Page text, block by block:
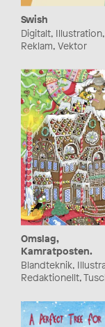
Swish
Digitalt, Illustration,
Reklam, Vektor
Omslag,
Kamratposten.
Blandteknik,
Redaktionellt,